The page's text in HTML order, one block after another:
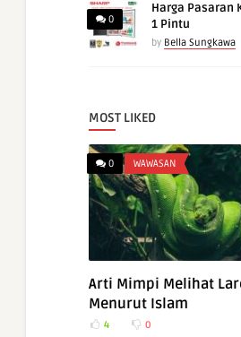
0
Harga Pasaran
1 Pintu
by Bella Sungkawa
MOST LIKED
0 WAWASAN
Arti Mimpi Melihat
Menurut Islam
4 0